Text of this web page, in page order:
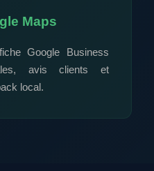
Maps
Google Business
avis clients et
local.